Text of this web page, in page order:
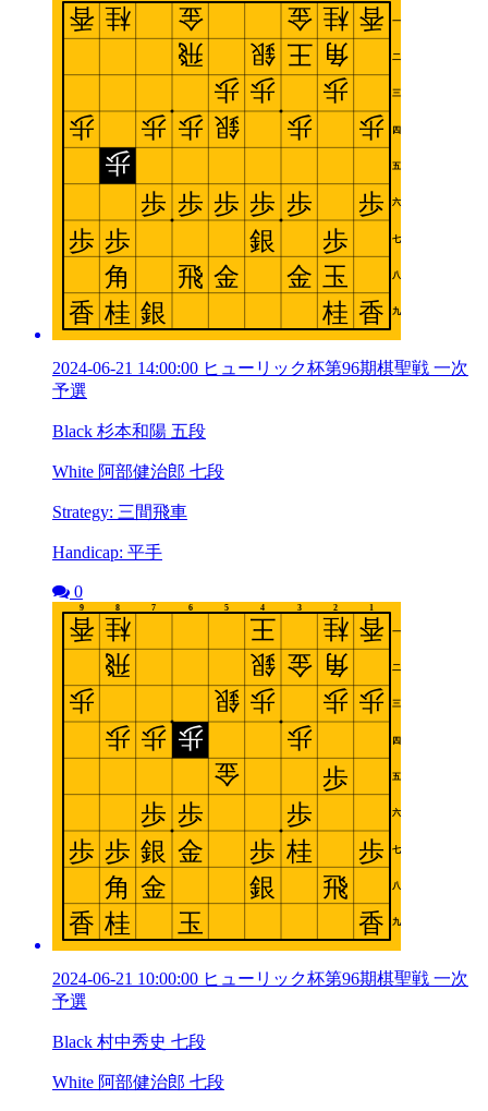
2024-06-21 14:00:00 ヒューリック杯第96期棋聖戦 一次
予選
Black 杉本和陽 五段
White 阿部健治郎 七段
Strategy: 三間飛車
Handicap: 平手
0
2024-06-21 10:00:00 ヒューリック杯第96期棋聖戦 一次
予選
Black 村中秀史 七段
White 阿部健治郎 七段